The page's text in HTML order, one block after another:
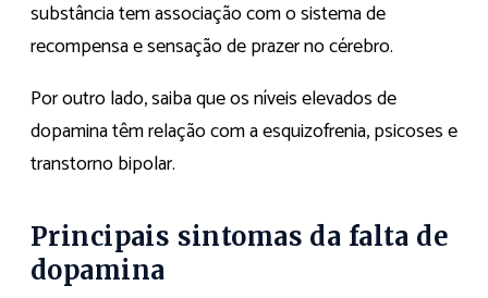
substância tem associação com o sistema de
recompensa e sensação de prazer no cérebro.
Por outro lado, saiba que os níveis elevados de
dopamina têm relação com a esquizofrenia, psicoses e
transtorno bipolar.
Principais sintomas da falta de
dopamina